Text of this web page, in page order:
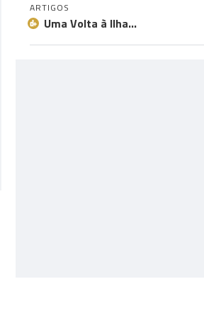
ARTIGOS
Uma Volta à Ilha…